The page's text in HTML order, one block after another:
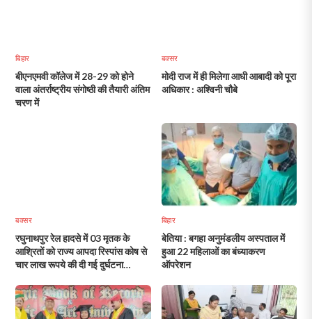
बिहार
बीएनएमवी कॉलेज में 28-29 को होने
वाला अंतर्राष्ट्रीय संगोष्ठी की तैयारी अंतिम
चरण में
बक्सर
मोदी राज में ही मिलेगा आधी आबादी को पूरा
अधिकार : अश्विनी चौबे
बक्सर
रघुनाथपुर रेल हादसे में 03 मृतक के
आश्रितों को राज्य आपदा रिस्पांस कोष से
चार लाख रूपये की दी गई दुर्घटना
बिहार
बेतिया : बगहा अनुमंडलीय अस्पताल में
हुआ 22 महिलाओं का बंध्याकरण
ऑपरेशन